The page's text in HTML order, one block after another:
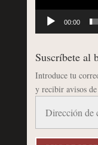
00:00
Suscríbete al
Introduce tu
y recibir avisos de
correo